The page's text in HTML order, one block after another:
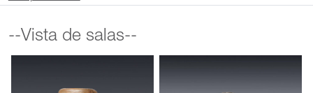
--Vista de salas--